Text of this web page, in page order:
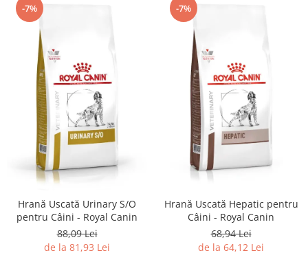
-7%
Hrană Uscată Urinary S/O
pentru Câini - Royal Canin
88,09 Lei
de la 81,93 Lei
-7%
Hrană Uscată Hepatic pentru
Câini - Royal Canin
68,94 Lei
de la 64,12 Lei